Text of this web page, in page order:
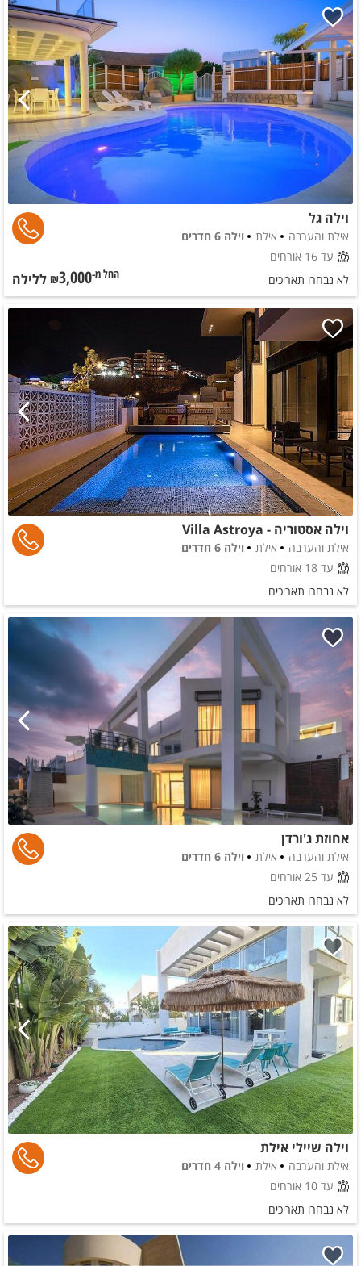
וילה גל
אילת והערבה אילת
וילה 6 חדרים
עד 16 אורחים
לא נבחרו תאריכים
החל מ-₪3,000 ללילה
וילה אסטוריה - Villa Astroya
אילת והערבה אילת
וילה 6 חדרים
עד 18 אורחים
לא נבחרו תאריכים
אחוזת ג'ורדן
אילת והערבה אילת
וילה 6 חדרים
עד 25 אורחים
לא נבחרו תאריכים
וילה שיילי אילת
אילת והערבה אילת
וילה 4 חדרים
עד 10 אורחים
לא נבחרו תאריכים